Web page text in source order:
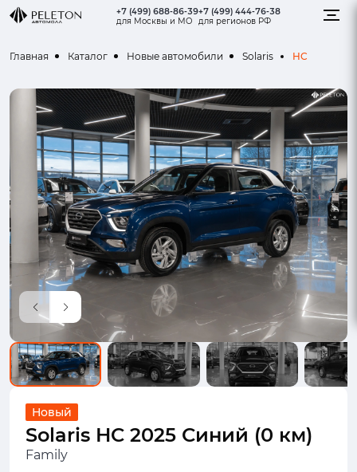
+7 (499) 688-86-39
для Москвы и МО
+7 (499) 444-76-38
для регионов РФ
Главная Каталог Новые автомобили Solaris HC
Новый
Solaris HC 2025 Синий (0 км)
Family